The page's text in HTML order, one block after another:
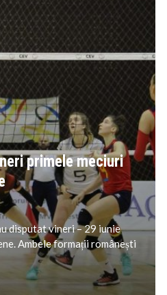
primele meciuri
disputat vineri – 29 iunie
Ambele formații românești